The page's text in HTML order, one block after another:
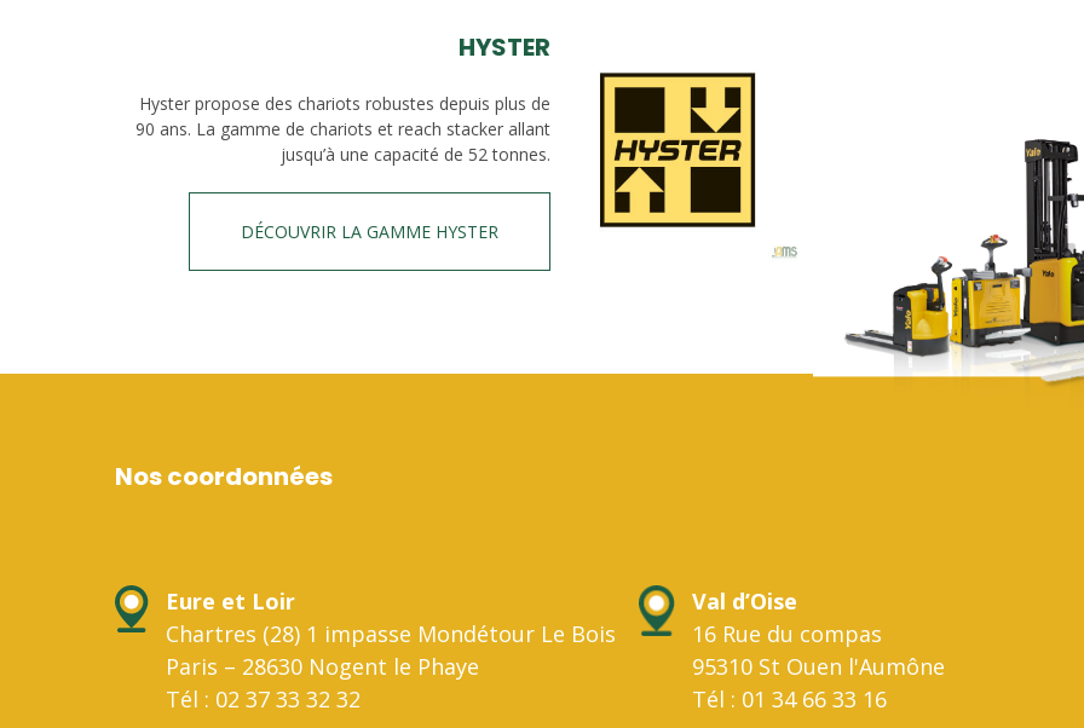
HYSTER
Hyster propose des chariots robustes depuis plus de
90 ans. La gamme de chariots et reach stacker allant
jusqu’à une capacité de 52 tonnes.
DÉCOUVRIR LA GAMME HYSTER
Nos coordonnées
Eure et Loir
Chartres (28) 1 impasse Mondétour Le Bois
Paris – 28630 Nogent le Phaye
Tél : 02 37 33 32 32
Val d’Oise
16 Rue du compas
95310 St Ouen l'Aumône
Tél : 01 34 66 33 16